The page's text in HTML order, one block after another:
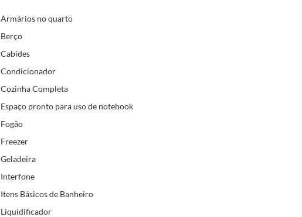
Armários no quarto
Berço
Cabides
Condicionador
Cozinha Completa
Espaço pronto para uso de notebook
Fogão
Freezer
Geladeira
Interfone
Itens Básicos de Banheiro
Liquidificador